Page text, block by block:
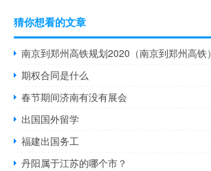
猜你想看的文章
南京到郑州高铁规划2020（南京到郑州高铁）
期权合同是什么
春节期间济南有没有展会
出国国外留学
福建出国务工
丹阳属于江苏的哪个市？